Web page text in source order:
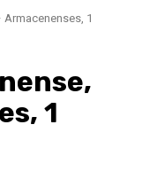
Armacenenses, 1
1